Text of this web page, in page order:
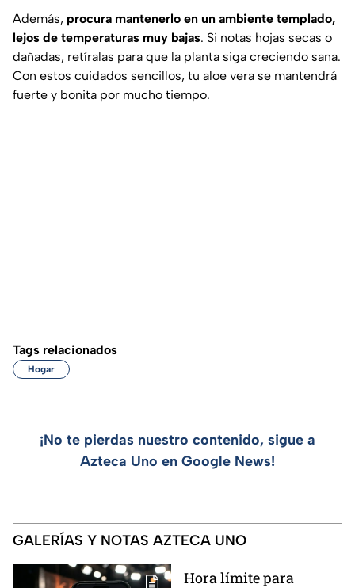
Además, procura mantenerlo en un ambiente templado,
lejos de temperaturas muy bajas. Si notas hojas secas o
dañadas, retíralas para que la planta siga creciendo sana.
Con estos cuidados sencillos, tu aloe vera se mantendrá
fuerte y bonita por mucho tiempo.
Tags relacionados
Hogar
¡No te pierdas nuestro contenido, sigue a
Azteca Uno en Google News!
GALERÍAS Y NOTAS AZTECA UNO
Hora límite para